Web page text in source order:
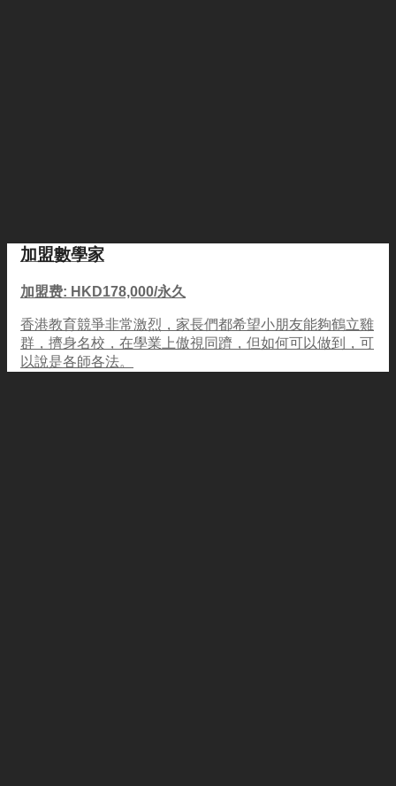
加盟數學家
加盟费: HKD178,000/永久
香港教育競爭非常激烈，家長們都希望小朋友能夠鶴立雞
群，擠身名校，在學業上傲視同躋，但如何可以做到，可
以說是各師各法。